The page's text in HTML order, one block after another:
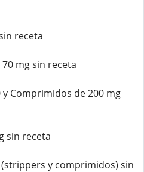
receta
mg sin receta
Comprimidos de 200 mg
sin receta
y comprimidos) sin